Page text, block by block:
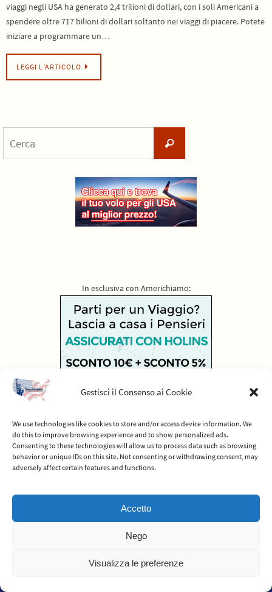
Gestisci il Consenso ai Cookie
We use technologies like cookies to store and/or access device information. We
do this to improve browsing experience and to show personalized ads.
Consenting to these technologies will allow us to process data such as browsing
behavior or unique IDs on this site. Not consenting or withdrawing consent, may
adversely affect certain features and functions.
Accetto
Nego
Visualizza le preferenze
viaggi negli USA ha generato 2,4 trilioni di dollari, con i soli Americani a
spendere oltre 717 bilioni di dollari soltanto nei viaggi di piacere. Potete
iniziare a programmare un…
LEGGI L’ARTICOLO
Cerca
In esclusiva con Americhiamo:
© 2012-2026 Americhiamo - Tutti i diritti riservati -
Termini e condizioni
del servizio
Nirvana&